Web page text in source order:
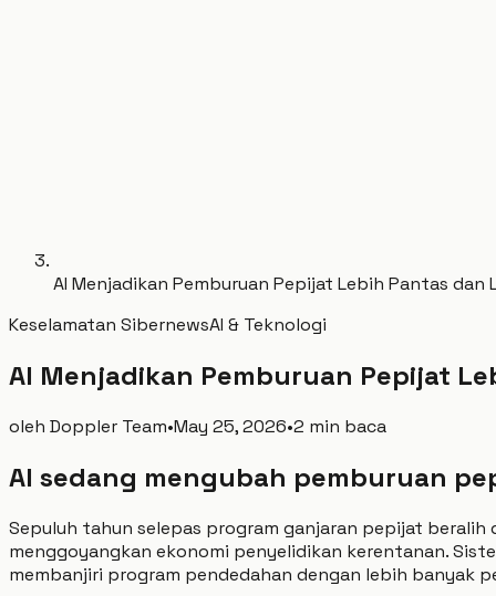
AI Menjadikan Pemburuan Pepijat Lebih Pantas dan
Keselamatan SibernewsAI & Teknologi
AI Menjadikan Pemburuan Pepijat
oleh Doppler Team•May 25, 2026•2 min baca
AI sedang mengubah pemburuan
Sepuluh tahun selepas program ganjaran pepijat beralih
menggoyangkan ekonomi penyelidikan kerentanan.
membanjiri program pendedahan dengan lebih banyak